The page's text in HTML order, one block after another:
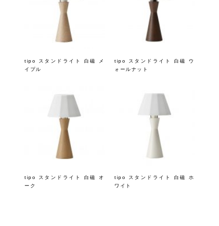
tipo スタンドライト 白磁 メ
イプル
tipo スタンドライト 白磁 ウ
ォールナット
tipo スタンドライト 白磁 オ
ーク
tipo スタンドライト 白磁 ホ
ワイト